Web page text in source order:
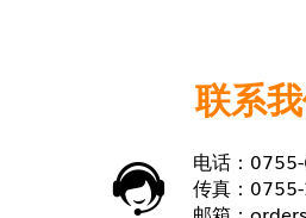
联系
电话：
传真：